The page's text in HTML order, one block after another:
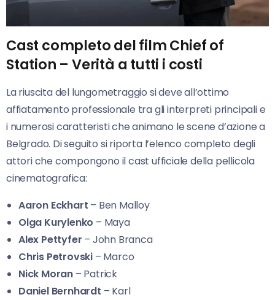
Cast completo del film Chief of
Station – Verità a tutti i costi
La riuscita del lungometraggio si deve all’ottimo
affiatamento professionale tra gli interpreti principali e
i numerosi caratteristi che animano le scene d’azione a
Belgrado. Di seguito si riporta l’elenco completo degli
attori che compongono il cast ufficiale della pellicola
cinematografica:
Aaron Eckhart – Ben Malloy
Olga Kurylenko – Maya
Alex Pettyfer – John Branca
Chris Petrovski – Marco
Nick Moran – Patrick
Daniel Bernhardt – Karl